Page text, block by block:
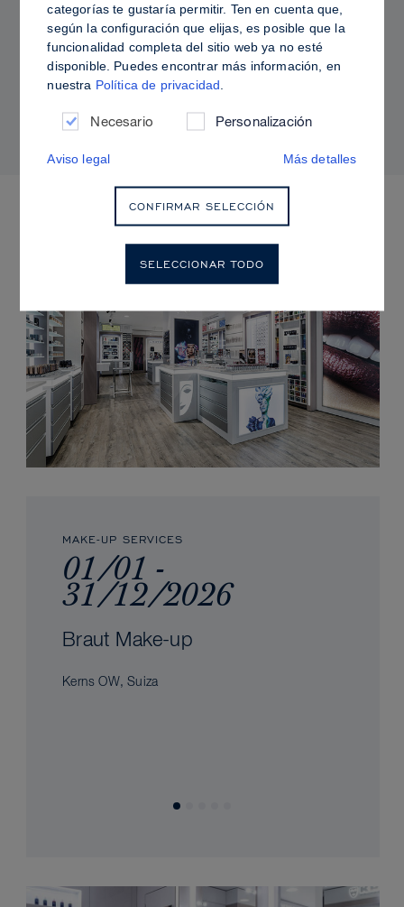
PRO TIPS
Piel grasa frente a piel hidratada: cómo fijar
Sculpt & Glow para lograr un acabado
PRÓXIMOS EVENTOS
MAKE-UP SERVICES
01/01 -
31/12/2026
Braut Make-up
Kerns OW, Suiza
categorías te gustaría permitir. Ten en cuenta que,
según la configuración que elijas, es posible que la
funcionalidad completa del sitio web ya no esté
disponible. Puedes encontrar más información, en
nuestra Política de privacidad
Necesario Personalización
Aviso legal Más detalles
CONFIRMAR SELECCIÓN
SELECCIONAR TODO